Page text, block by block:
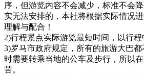
序，但游览内容不会减少，标准不会
实无法安排的，本社将根据实际情况
理解与配合！
2)行程景点实际游览最短时间，以行程
3)罗马市政府规定，所有的旅游大巴
时需要转乘当地的公车及步行，所以
苦。